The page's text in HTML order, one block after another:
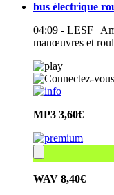
bus électrique
04:09 - LESF |
manœuvres et
MP3 3,60€
WAV 8,40€